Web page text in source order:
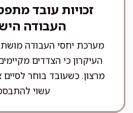
זכויות עובד
העבודה
מערכת יחסי העבודה
העיקרון כי הצדדים
מרצון. כשעובד בוחר
עשוי